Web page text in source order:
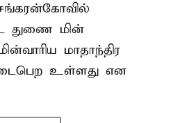
துணை மின்
மாதாந்திர
உள்ளது என